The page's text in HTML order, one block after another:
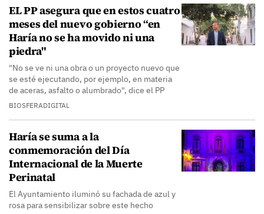
EL PP asegura que en estos cuatro
meses del nuevo gobierno “en
Haría no se ha movido ni una
piedra"
"No se ve ni una obra o un proyecto nuevo que
se esté ejecutando, por ejemplo, en materia
de aceras, asfalto o alumbrado", dice el PP
BIOSFERADIGITAL
Haría se suma a la
conmemoración del Día
Internacional de la Muerte
Perinatal
El Ayuntamiento iluminó su fachada de azul y
rosa para sensibilizar sobre este hecho